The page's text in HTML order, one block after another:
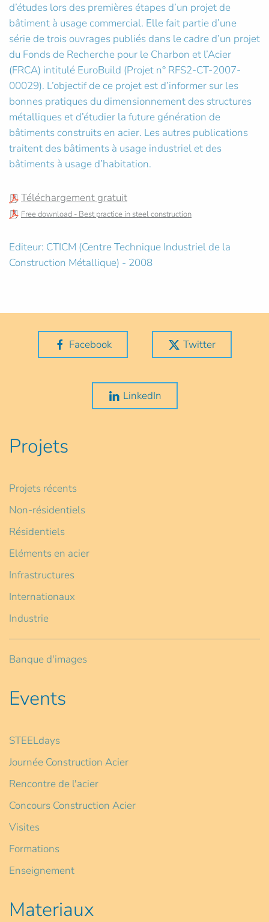
d’études lors des premières étapes d’un projet de
bâtiment à usage commercial. Elle fait partie d’une
série de trois ouvrages publiés dans le cadre d’un projet
du Fonds de Recherche pour le Charbon et l’Acier
(FRCA) intitulé EuroBuild (Projet n° RFS2-CT-2007-
00029). L’objectif de ce projet est d’informer sur les
bonnes pratiques du dimensionnement des structures
métalliques et d’étudier la future génération de
bâtiments construits en acier. Les autres publications
traitent des bâtiments à usage industriel et des
bâtiments à usage d’habitation.
Téléchargement gratuit
Free download - Best practice in steel construction
Editeur: CTICM (Centre Technique Industriel de la
Construction Métallique) - 2008
Facebook Twitter
LinkedIn
Projets
Projets récents
Non-résidentiels
Résidentiels
Eléments en acier
Infrastructures
Internationaux
Industrie
Banque d'images
Events
STEELdays
Journée Construction Acier
Rencontre de l'acier
Concours Construction Acier
Visites
Formations
Enseignement
Materiaux